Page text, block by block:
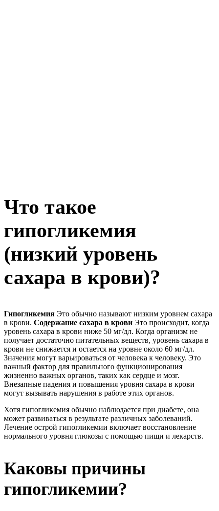
Что такое
гипогликемия
(низкий уровень
сахара в крови)?
Гипогликемия Это обычно называют низким уровнем сахара
в крови. Содержание сахара в крови Это происходит, когда
уровень сахара в крови ниже 50 мг/дл. Когда организм не
получает достаточно питательных веществ, уровень сахара в
крови не снижается и остается на уровне около 60 мг/дл.
Значения могут варьироваться от человека к человеку. Это
важный фактор для правильного функционирования
жизненно важных органов, таких как сердце и мозг.
Внезапные падения и повышения уровня сахара в крови
могут вызывать нарушения в работе этих органов.
Хотя гипогликемия обычно наблюдается при диабете, она
может развиваться в результате различных заболеваний.
Лечение острой гипогликемии включает восстановление
нормального уровня глюкозы с помощью пищи и лекарств.
Каковы причины
гипогликемии?